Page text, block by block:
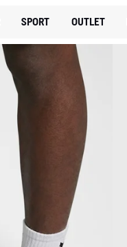
SPORT OUTLET